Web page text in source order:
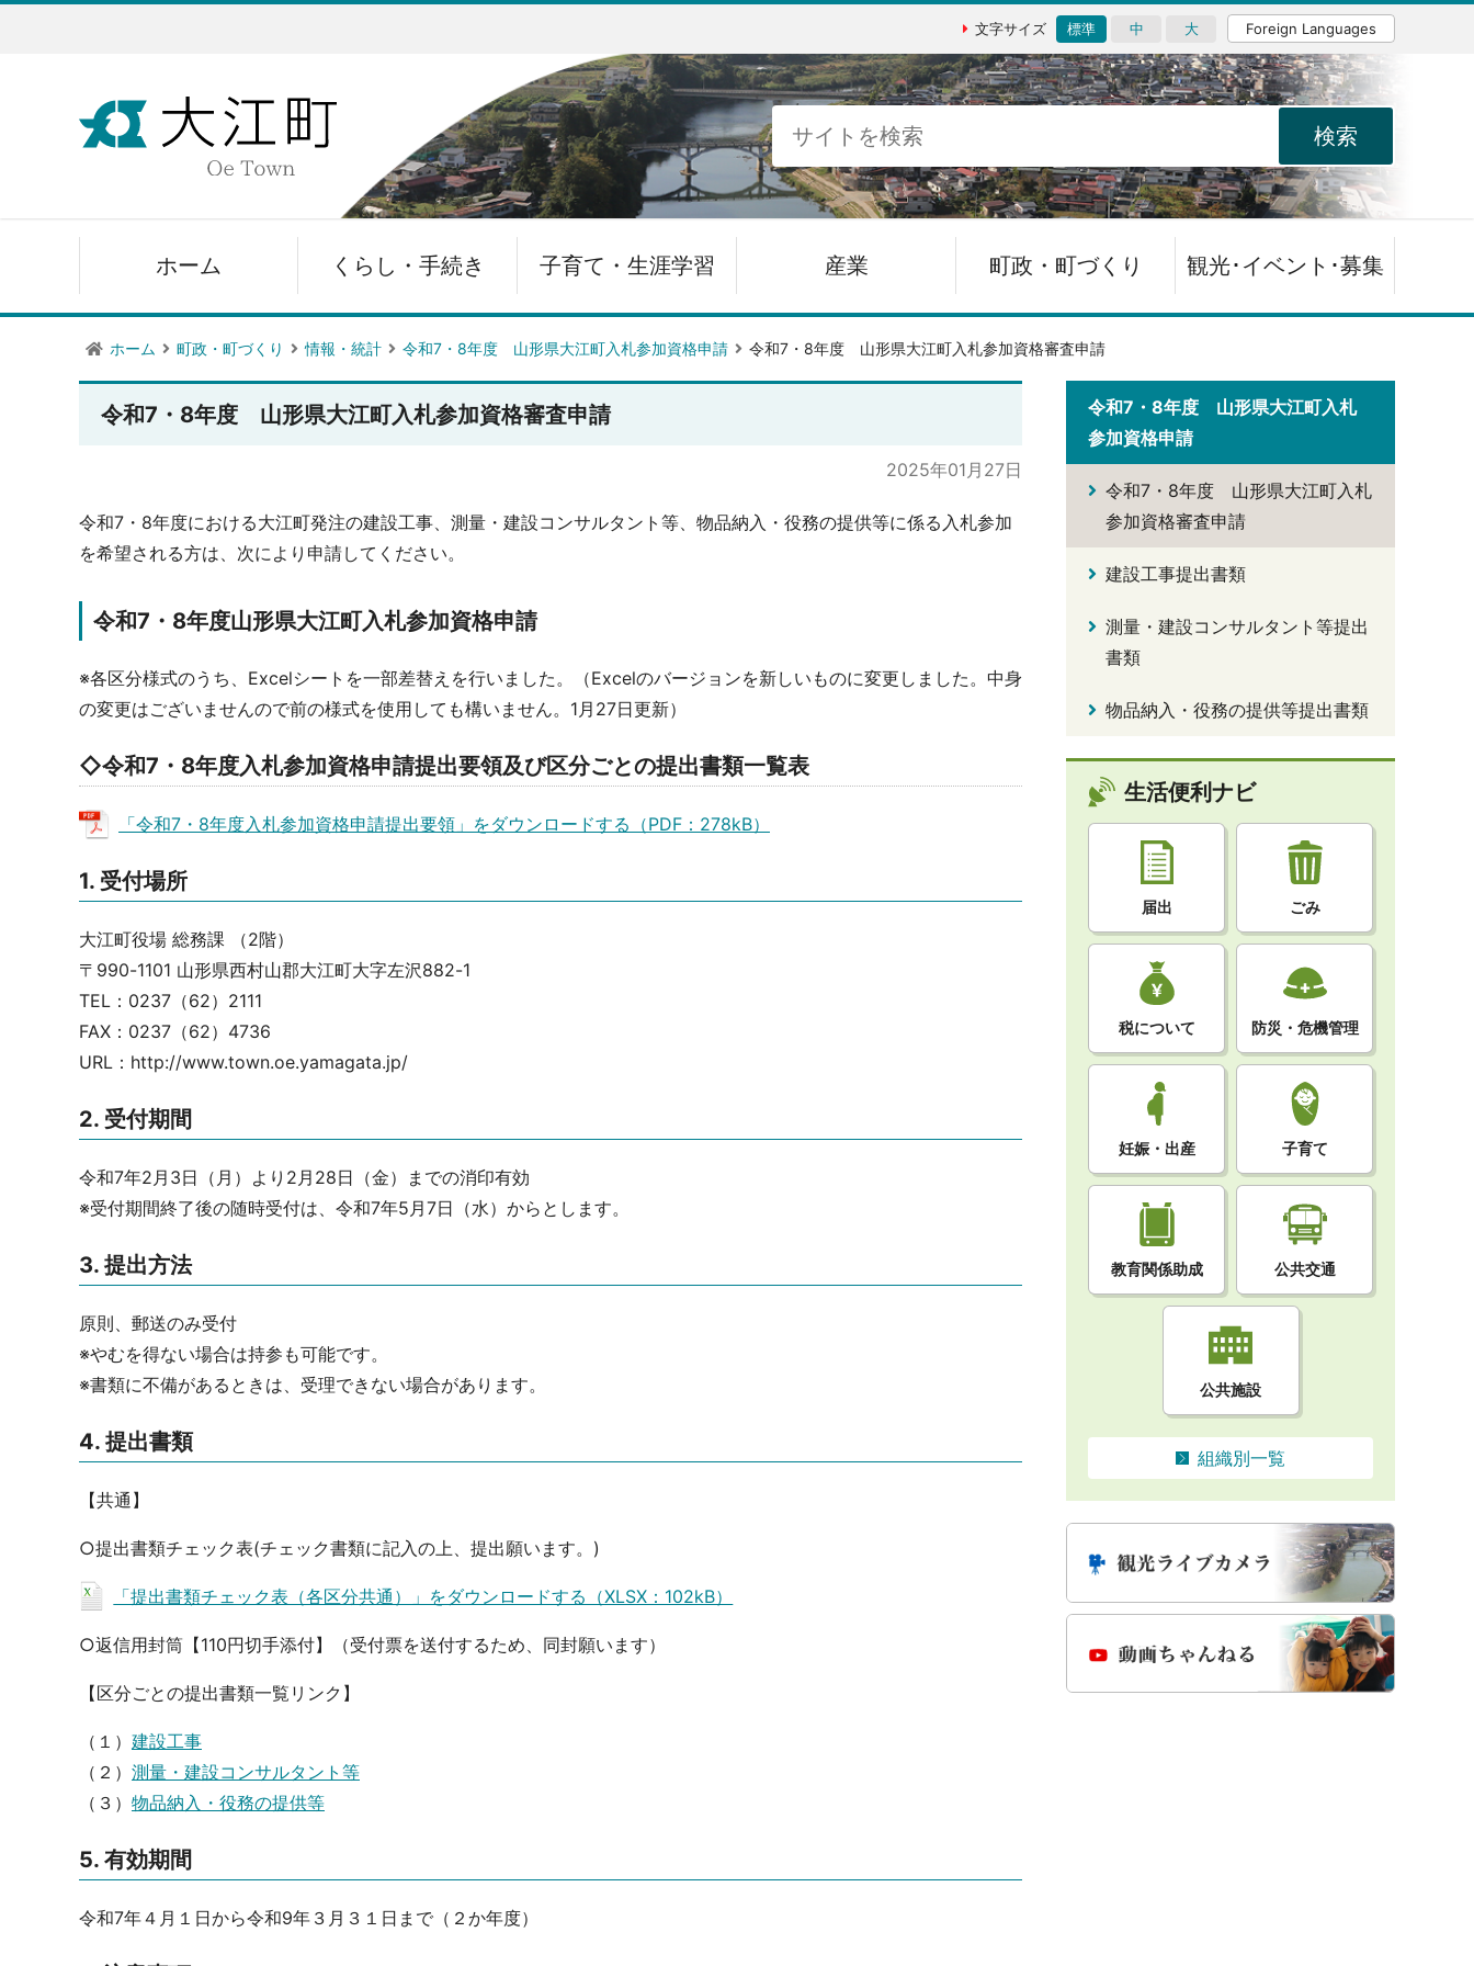
文字サイズ 標準 中 大 Foreign Languages
ホーム くらし・手続き 子育て・生涯学習 産業 町政・町づくり 観光･イベント･募集
ホーム 町政・町づくり 情報・統計 令和7・8年度 山形県大江町入札参加資格申請 令和7・8年度 山形県大江町入札参加資格審査申請
令和7・8年度 山形県大江町入札参加資格審査申請
2025年01月27日
令和7・8年度における大江町発注の建設工事、測量・建設コンサルタント等、物品納入・役務の提供等に係る入札参加
を希望される方は、次により申請してください。
令和7・8年度山形県大江町入札参加資格申請
※各区分様式のうち、Excelシートを一部差替えを行いました。（Excelのバージョンを新しいものに変更しました。中身
の変更はございませんので前の様式を使用しても構いません。1月27日更新）
◇令和7・8年度入札参加資格申請提出要領及び区分ごとの提出書類一覧表
「令和7・8年度入札参加資格申請提出要領」をダウンロードする（PDF：278kB）
1. 受付場所
大江町役場 総務課 （2階）
〒990-1101 山形県西村山郡大江町大字左沢882-1
TEL：0237（62）2111
FAX：0237（62）4736
URL：http://www.town.oe.yamagata.jp/
2. 受付期間
令和7年2月3日（月）より2月28日（金）までの消印有効
※受付期間終了後の随時受付は、令和7年5月7日（水）からとします。
3. 提出方法
原則、郵送のみ受付
※やむを得ない場合は持参も可能です。
※書類に不備があるときは、受理できない場合があります。
4. 提出書類
【共通】
○提出書類チェック表(チェック書類に記入の上、提出願います。)
「提出書類チェック表（各区分共通）」をダウンロードする（XLSX：102kB）
○返信用封筒【110円切手添付】（受付票を送付するため、同封願います）
【区分ごとの提出書類一覧リンク】
（１） 建設工事
（２） 測量・建設コンサルタント等
（３） 物品納入・役務の提供等
5. 有効期間
令和7年４月１日から令和9年３月３１日まで（２か年度）
令和7・8年度 山形県大江町入札
参加資格申請
令和7・8年度 山形県大江町入札
参加資格審査申請
建設工事提出書類
測量・建設コンサルタント等提出
書類
物品納入・役務の提供等提出書類
生活便利ナビ
届出 ごみ
税について 防災・危機管理
妊娠・出産 子育て
教育関係助成 公共交通
公共施設
組織別一覧